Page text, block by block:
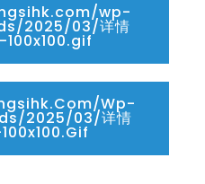
wp-
2025/03/详情
100x100.gif
wp-
2025/03/详情
100x100.gif